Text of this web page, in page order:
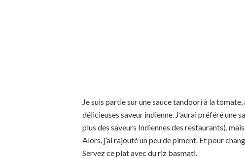
Je suis partie sur une sauce tandoori à la
délicieuses saveur indienne. J’aurai préféré une
plus des saveurs Indiennes des restaurants),
Alors, j’ai rajouté un peu de piment. Et pour
Servez ce plat avec du riz basmati.